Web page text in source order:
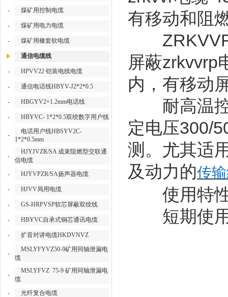
- 煤矿用控制电缆
- 煤矿用电力电缆
- 煤矿用橡套软电缆
通信电缆线
- HPVV22 铠装电线电缆
- 通信电话线HBYV-J2*2*0.5
- HBGYV2×1.2mm电话线
- HBYVC- 1*2*0.5双绞数字用户线
-
电话用户线HBSYV2C-
1*2*0.5mm
-
HJYJVZR/SA 成束阻燃型交联通
信电缆
-
HJYVPZR/SA扬声器电缆
- HJVV局用电缆
- GS-HRPVSP软芯屏蔽双绞线
- HBYVC自承式铜芯通讯电缆
- 扩音对讲电缆HKDVNVZ
-
MSLYFYVZ50-9矿用同轴泄漏电
缆
-
MSLYFVZ 75-9 矿用同轴泄漏电
缆
-
光纤复合电缆
有移动和阻
屏蔽zrkvvrp
内，有移动
耐高温控
定电压300/
测。尤其适
及动力的传
使用特性
短期使